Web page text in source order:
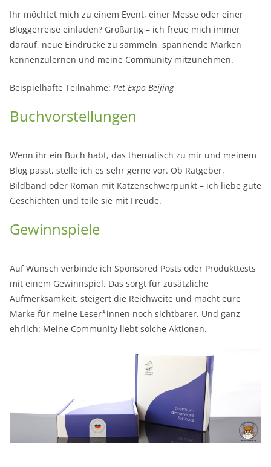
Ihr möchtet mich zu einem Event, einer Messe oder einer
Bloggerreise einladen? Großartig – ich freue mich immer
darauf, neue Eindrücke zu sammeln, spannende Marken
kennenzulernen und meine Community mitzunehmen.
Beispielhafte Teilnahme: Pet Expo Beijing
Buchvorstellungen
Wenn ihr ein Buch habt, das thematisch zu mir und meinem
Blog passt, stelle ich es sehr gerne vor. Ob Ratgeber,
Bildband oder Roman mit Katzenschwerpunkt – ich liebe gute
Geschichten und teile sie mit Freude.
Gewinnspiele
Auf Wunsch verbinde ich Sponsored Posts oder Produkttests
mit einem Gewinnspiel. Das sorgt für zusätzliche
Aufmerksamkeit, steigert die Reichweite und macht eure
Marke für meine Leser*innen noch sichtbarer. Und ganz
ehrlich: Meine Community liebt solche Aktionen.